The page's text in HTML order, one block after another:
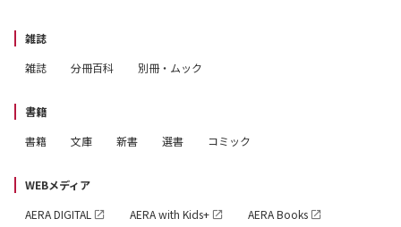
雑誌
雑誌
分冊百科 別冊・ムック
書籍
書籍
文庫 新書 選書 コミック
WEBメディア
AERA DIGITAL
AERA with Kids+
AERA Books